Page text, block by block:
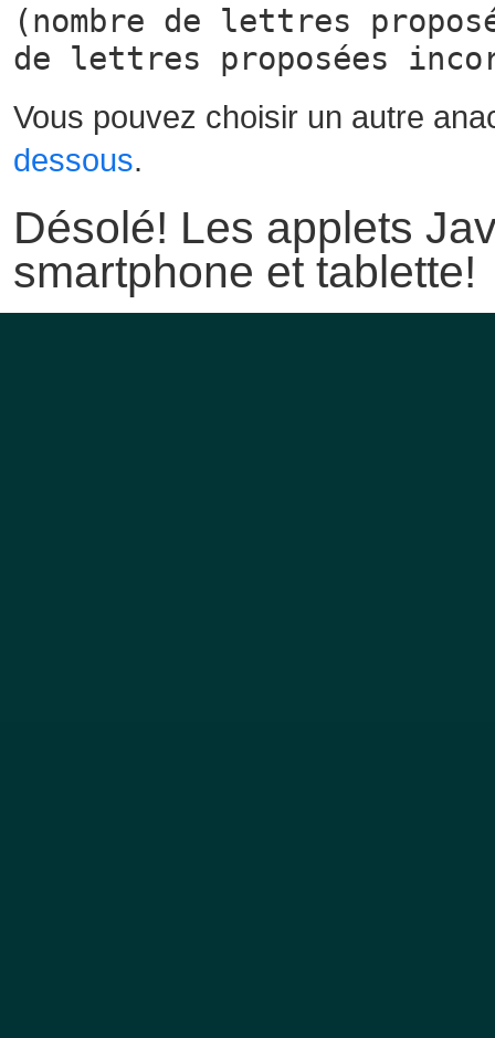
(nombre de lettres
de lettres proposées
Vous pouvez choisir un autre
dessous.
Désolé! Les applets
smartphone et tablette!